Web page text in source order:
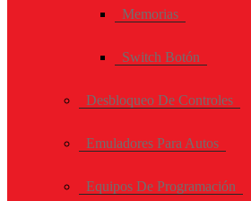
Memorias
Switch Botón
Desbloqueo De Controles
Emuladores Para Autos
Equipos De Programación